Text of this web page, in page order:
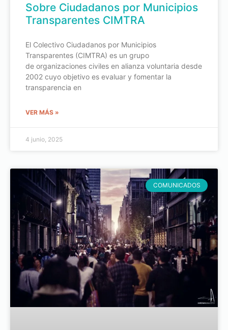
Sobre Ciudadanos por Municipios
Transparentes CIMTRA
El Colectivo Ciudadanos por Municipios
Transparentes (CIMTRA) es un grupo
de organizaciones civiles en alianza voluntaria desde
2002 cuyo objetivo es evaluar y fomentar la
transparencia en
VER MÁS »
4 junio, 2025
COMUNICADOS